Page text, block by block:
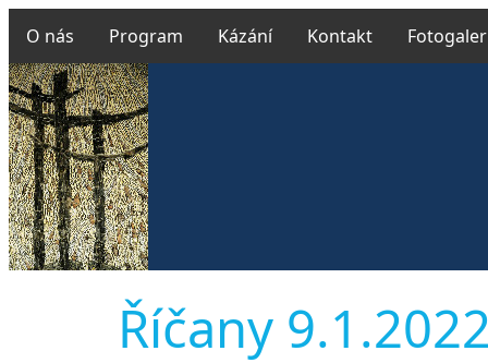
O nás Program Kázání Kontakt
Říčany